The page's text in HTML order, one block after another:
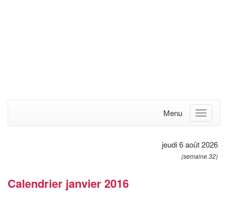
Menu
jeudi 6 août 2026
(semaine 32)
Calendrier janvier 2016